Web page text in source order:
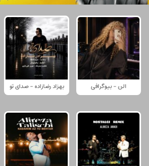
الن - بیوگرافی بهزاد رضازاده - صدای تو